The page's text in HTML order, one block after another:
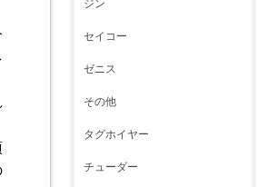
ジン
セイコー
ゼニス
その他
タグホイヤー
チューダー